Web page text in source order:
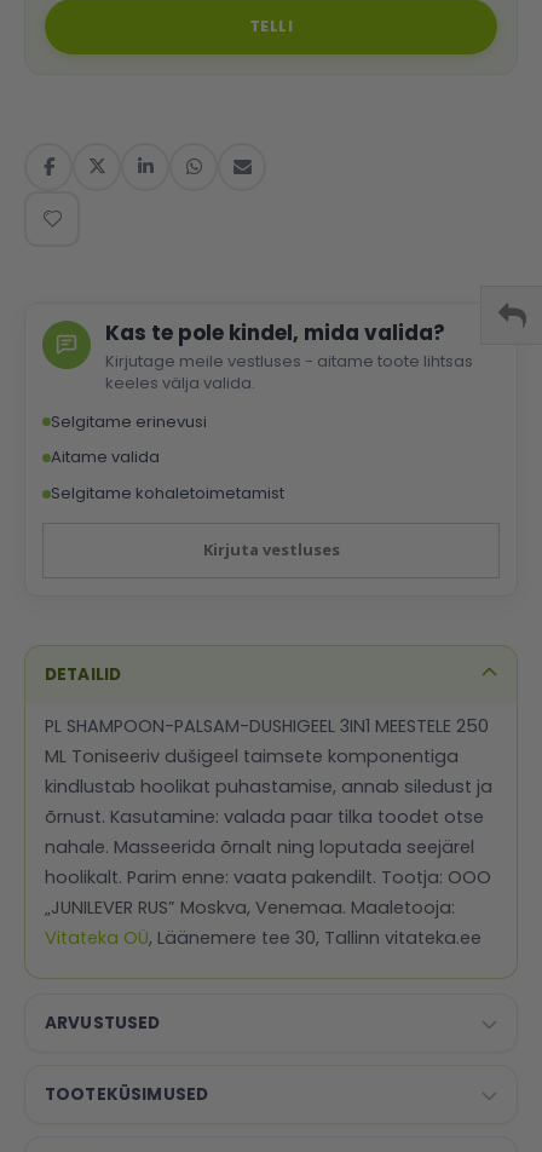
TELLI
Kas te pole kindel, mida valida?
Kirjutage meile vestluses - aitame toote lihtsas
keeles välja valida.
Selgitame erinevusi
Aitame valida
Selgitame kohaletoimetamist
Kirjuta vestluses
DETAILID
ARVUSTUSED
TOOTEKÜSIMUSED
PL SHAMPOON-PALSAM-DUSHIGEEL 3IN1 MEESTELE 250
ML Toniseeriv dušigeel taimsete komponentiga
kindlustab hoolikat puhastamise, annab siledust ja
õrnust. Kasutamine: valada paar tilka toodet otse
nahale. Masseerida õrnalt ning loputada seejärel
hoolikalt. Parim enne: vaata pakendilt. Tootja: OOO
„JUNILEVER RUS” Moskva, Venemaa. Maaletooja:
Vitateka OÜ, Läänemere tee 30, Tallinn vitateka.ee